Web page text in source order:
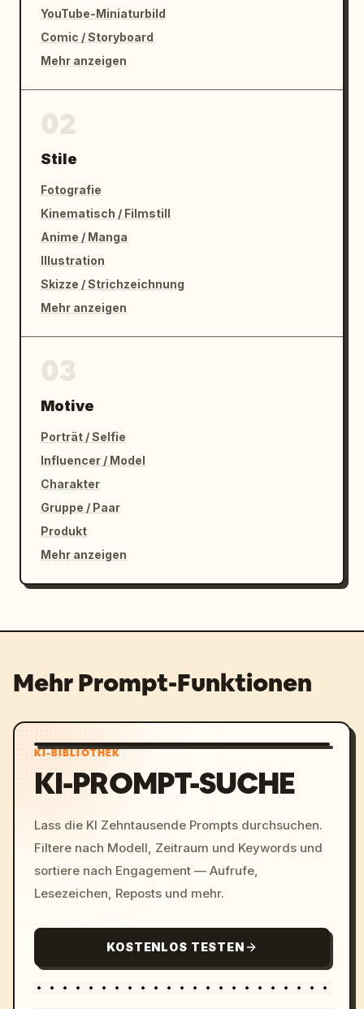
YouTube-Miniaturbild
Comic / Storyboard
Mehr anzeigen
Stile
Fotografie
Kinematisch / Filmstill
Anime / Manga
Illustration
Skizze / Strichzeichnung
Mehr anzeigen
Motive
Porträt / Selfie
Influencer / Model
Charakter
Gruppe / Paar
Produkt
Mehr anzeigen
Mehr Prompt-Funktionen
KI-BIBLIOTHEK
KI-PROMPT-SUCHE
Lass die KI Zehntausende Prompts durchsuchen.
Filtere nach Modell, Zeitraum und Keywords und
sortiere nach Engagement — Aufrufe,
Lesezeichen, Reposts und mehr.
KOSTENLOS TESTEN